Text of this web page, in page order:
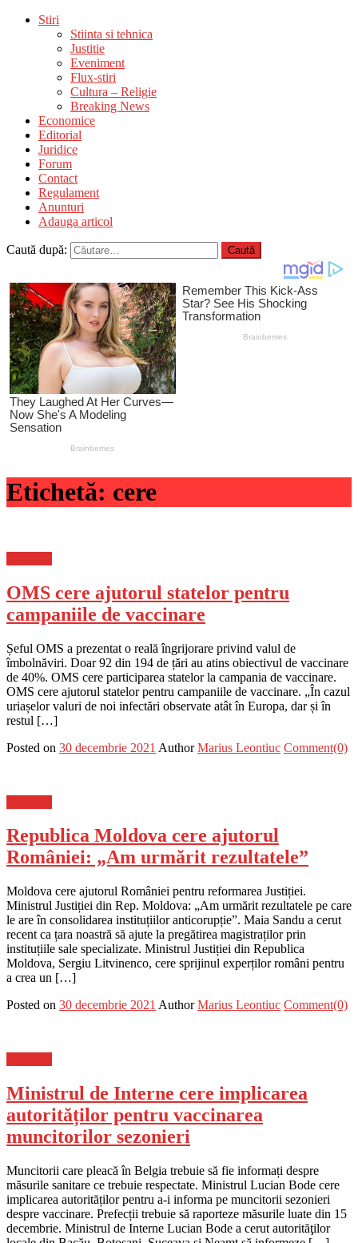
Stiri
Stiinta si tehnica
Justitie
Eveniment
Flux-stiri
Cultura – Religie
Breaking News
Economice
Editorial
Juridice
Forum
Contact
Regulament
Anunturi
Adauga articol
Caută după:
Etichetă: cere
OMS cere ajutorul statelor pentru
campaniile de vaccinare
Șeful OMS a prezentat o reală îngrijorare privind valul de
îmbolnăviri. Doar 92 din 194 de țări au atins obiectivul de vaccinare
de 40%. OMS cere participarea statelor la campania de vaccinare.
OMS cere ajutorul statelor pentru campaniile de vaccinare. „În cazul
uriașelor valuri de noi infectări observate atât în Europa, dar și în
restul […]
Posted on 30 decembrie 2021 Author Marius Leontiuc Comment(0)
Republica Moldova cere ajutorul
României: „Am urmărit rezultatele”
Moldova cere ajutorul României pentru reformarea Justiției.
Ministrul Justiției din Rep. Moldova: „Am urmărit rezultatele pe care
le are în consolidarea instituțiilor anticorupție”. Maia Sandu a cerut
recent ca țara noastră să ajute la pregătirea magistraților prin
instituțiile sale specializate. Ministrul Justiției din Republica
Moldova, Sergiu Litvinenco, cere sprijinul experților români pentru
a crea un […]
Posted on 30 decembrie 2021 Author Marius Leontiuc Comment(0)
Ministrul de Interne cere implicarea
autorităților pentru vaccinarea
muncitorilor sezonieri
Muncitorii care pleacă în Belgia trebuie să fie informați despre
măsurile sanitare ce trebuie respectate. Ministrul Lucian Bode cere
implicarea autorităților pentru a-i informa pe muncitorii sezonieri
despre vaccinare. Prefecții trebuie să raporteze măsurile luate din 15
decembrie. Ministrul de Interne Lucian Bode a cerut autorităţilor